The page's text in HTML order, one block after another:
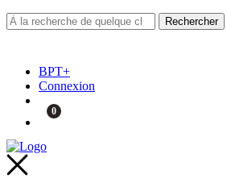
BPT+
Connexion
0